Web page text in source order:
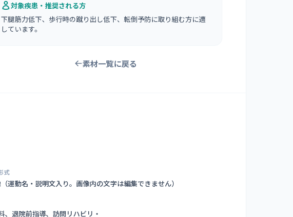
対象疾患・推奨される方
下腿筋力低下、歩行時の蹴り出し低下、転倒予防に取り組む方に適
しています。
素材一覧に戻る
式
運動名・説明文入り。画像内の文字は編集できません）
退院前指導、訪問リハビリ・